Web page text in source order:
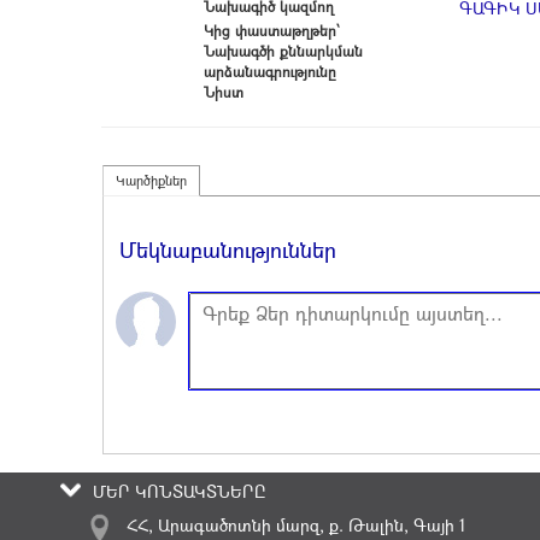
Նախագիծ կազմող ԳԱԳԻԿ
Կից փաստաթղթեր՝
Նախագծի քննարկման
արձանագրությունը
Նիստ
Կարծիքներ
Մեկնաբանություններ
ՄԵՐ ԿՈՆՏԱԿՏՆԵՐԸ
ՀՀ, Արագածոտնի մարզ, ք. Թալին, Գայի 1